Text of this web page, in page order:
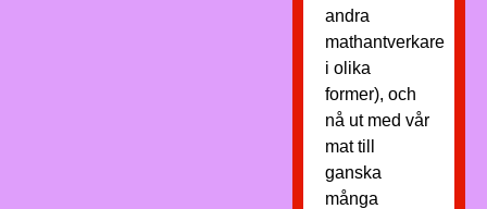
andra
mathantverkare
i olika
former), och
nå ut med vår
mat till
ganska
många